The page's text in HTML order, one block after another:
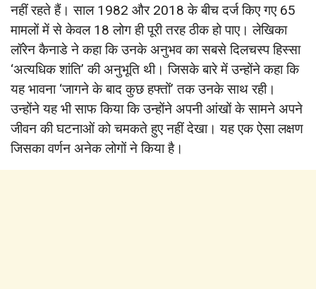
नहीं रहते हैं। साल 1982 और 2018 के बीच दर्ज किए गए 65
मामलों में से केवल 18 लोग ही पूरी तरह ठीक हो पाए। लेखिका
लॉरेन कैनाडे ने कहा कि उनके अनुभव का सबसे दिलचस्प हिस्सा
‘अत्यधिक शांति’ की अनुभूति थी। जिसके बारे में उन्होंने कहा कि
यह भावना ‘जागने के बाद कुछ हफ्तों’ तक उनके साथ रही।
उन्होंने यह भी साफ किया कि उन्होंने अपनी आंखों के सामने अपने
जीवन की घटनाओं को चमकते हुए नहीं देखा। यह एक ऐसा लक्षण
जिसका वर्णन अनेक लोगों ने किया है।